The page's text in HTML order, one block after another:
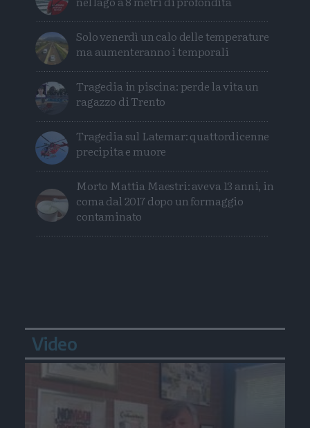
Solo venerdì un calo delle temperature
ma aumenteranno i temporali
Tragedia in piscina: perde la vita un
ragazzo di Trento
Tragedia sul Latemar: quattordicenne
precipita e muore
Morto Mattia Maestri: aveva 13 anni, in
coma dal 2017 dopo un formaggio
contaminato
Video